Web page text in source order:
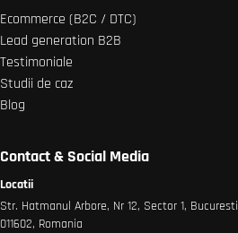
Ecommerce (B2C / DTC)
Lead generation B2B
Testimoniale
Studii de caz
Blog
Contact & Social Media
Locatii
Str. Hatmanul Arbore, Nr 12, Sector 1, Bucuresti
011602, Romania